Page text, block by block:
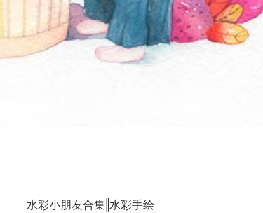
水彩小朋友合集‖水彩手绘